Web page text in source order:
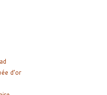
d’or